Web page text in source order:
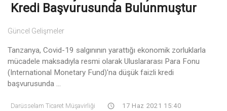
Kredi Başvurusunda Bulunmuştur
Güncel Gelişmeler
Tanzanya, Covid-19 salgınının yarattığı ekonomik zorluklarla
mücadele maksadıyla resmi olarak Uluslararası Para Fonu
(International Monetary Fund)'na düşük faizli kredi
başvurusunda ...
Darüsselam Ticaret Müşavirliği 17 Haz 2021 15:40